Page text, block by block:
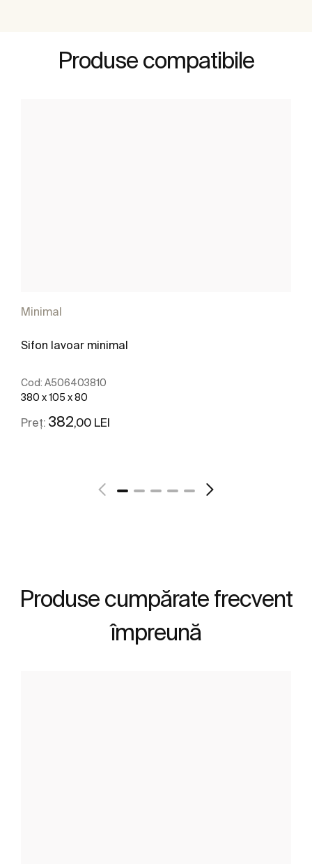
Produse compatibile
Minimal
Sifon lavoar minimal
Cod: A506403810
380 x 105 x 80
Preț: 382,00 LEI
Produse cumpărate frecvent
împreună